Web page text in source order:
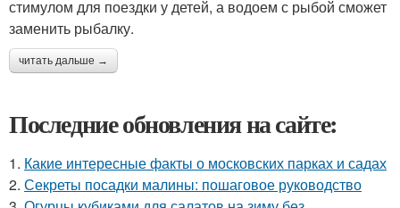
стимулом для поездки у детей, а водоем с рыбой сможет
заменить рыбалку.
читать дальше →
Последние обновления на сайте:
1. Какие интересные факты о московских парках и садах
2. Секреты посадки малины: пошаговое руководство